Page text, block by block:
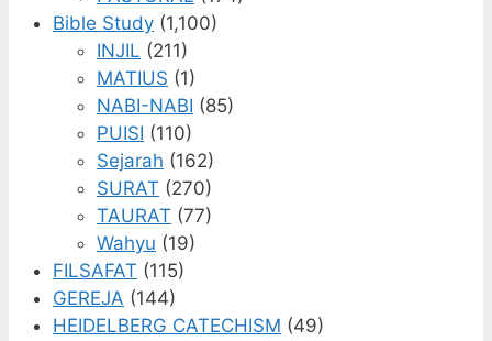
Bible Study (1,100)
INJIL (211)
MATIUS (1)
NABI-NABI (85)
PUISI (110)
Sejarah (162)
SURAT (270)
TAURAT (77)
Wahyu (19)
FILSAFAT (115)
GEREJA (144)
HEIDELBERG CATECHISM (49)